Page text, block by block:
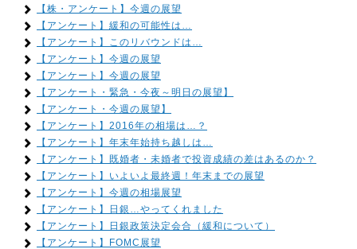
【株・アンケート】今週の展望
【アンケート】緩和の可能性は…
【アンケート】このリバウンドは…
【アンケート】今週の展望
【アンケート】今週の展望
【アンケート・緊急・今夜～明日の展望】
【アンケート・今週の展望】
【アンケート】2016年の相場は…？
【アンケート】年末年始持ち越しは…
【アンケート】既婚者・未婚者で投資成績の差はあるのか？
【アンケート】いよいよ最終週！年末までの展望
【アンケート】今週の相場展望
【アンケート】日銀…やってくれました
【アンケート】日銀政策決定会合（緩和について）
【アンケート】FOMC展望